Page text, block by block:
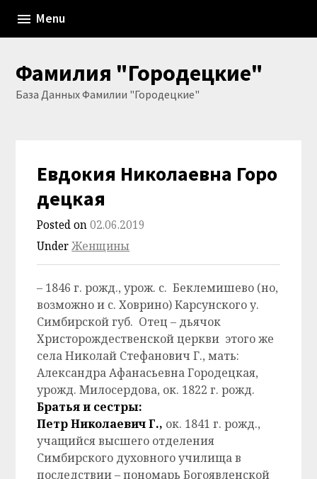
content
Menu
Фамилия "Городецкие"
База Данных Фамилии "Городецкие"
Евдокия Николаевна Горо
децкая
Posted on02.06.2019
UnderЖенщины
– 1846 г. рожд., урож. с. Беклемишево (но,
возможно и с. Ховрино) Карсунского у.
Симбирской губ. Отец – дьячок
Христорождественской церкви этого же
села Николай Стефанович Г., мать:
Александра Афанасьевна Городецкая,
урожд. Милосердова, ок. 1822 г. рожд.
Братья и сестры:
Петр Николаевич Г., ок. 1841 г. рожд.,
учащийся высшего отделения
Симбирского духовного училища в
последствии – пономарь Богоявленской